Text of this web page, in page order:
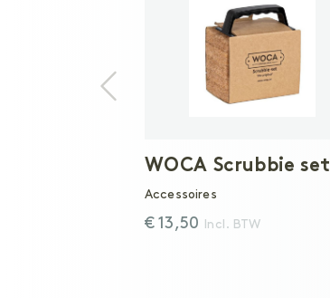
WOCA Scrubbie set
Accessoires
€ 13,50 Incl. BTW